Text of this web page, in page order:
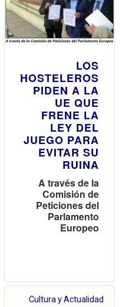
LOS
HOSTELEROS
PIDEN A LA
UE QUE
FRENE LA
LEY DEL
JUEGO PARA
EVITAR SU
RUINA
A través de la
Comisión de
Peticiones del
Parlamento
Europeo
Cultura y Actualidad